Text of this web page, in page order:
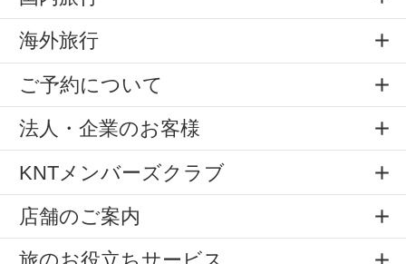
海外旅行
ご予約について
法人・企業のお客様
KNTメンバーズクラブ
店舗のご案内